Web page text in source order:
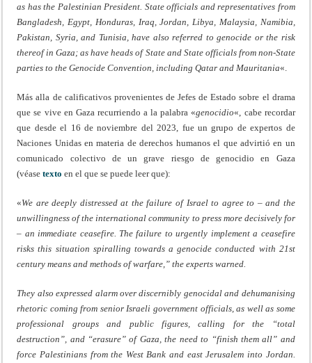
as has the Palestinian President. State officials and representatives from
Bangladesh, Egypt, Honduras, Iraq, Jordan, Libya, Malaysia, Namibia,
Pakistan, Syria,and Tunisia, have also referred to genocide or the risk
thereof in Gaza; as have heads of State and State officials from non-State
parties to the Genocide Convention, including Qatar and Mauritania«.
Más alla de calificativos provenientes de Jefes de Estado sobre el drama
que se vive en Gaza recurriendo a la palabra «genocidio«, cabe recordar
que desde el 16 de noviembre del 2023, fue un grupo de expertos de
Naciones Unidas en materia de derechos humanos el que advirtió en un
comunicado colectivo de un grave riesgo de genocidio en Gaza
(véasetexto en el que se puede leer que):
«We are deeply distressed at the failure of Israel to agree to – and the
unwillingness of the international community to press more decisively for
– an immediate ceasefire. The failure to urgently implement a ceasefire
risks this situation spiralling towards a genocide conducted with 21st
century means and methods of warfare,” the experts warned.
They also expressed alarm over discernibly genocidal and dehumanising
rhetoric coming from senior Israeli government officials, as well as some
professional groups and public figures, calling for the “total
destruction”, and “erasure” of Gaza, the need to “finish them all” and
force Palestinians from the West Bank and east Jerusalem into Jordan.